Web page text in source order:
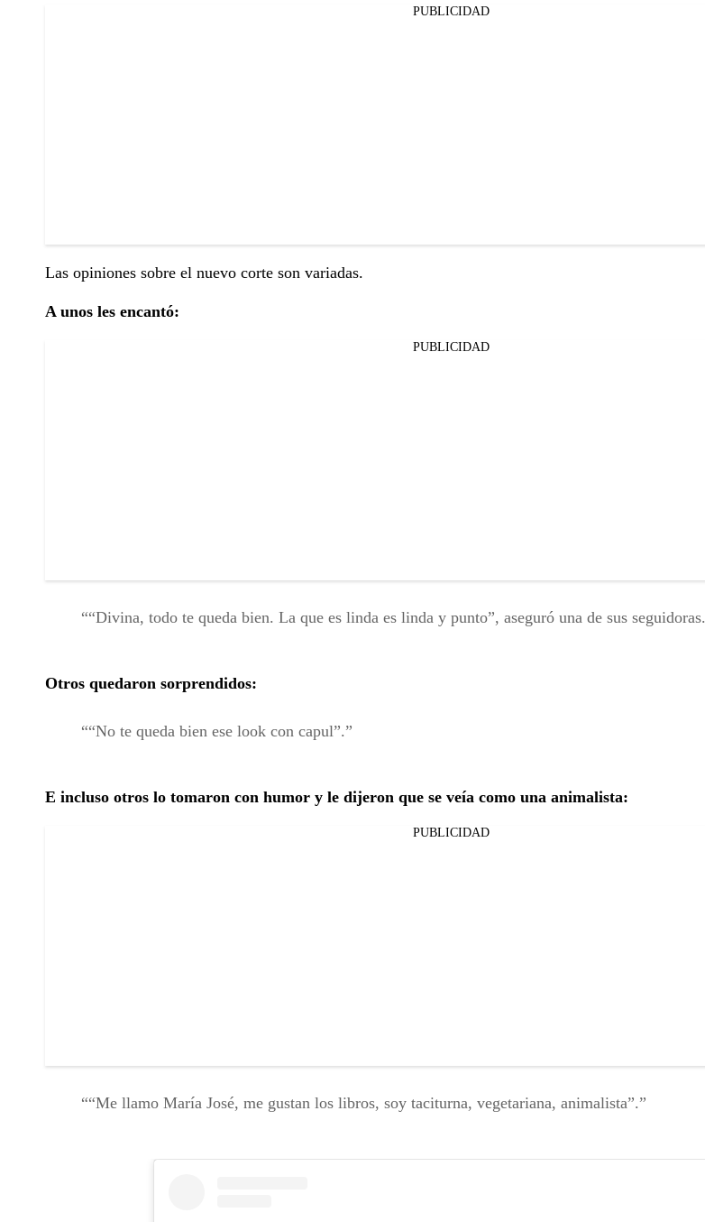
PUBLICIDAD
Las opiniones sobre el nuevo corte son variadas.
A unos les encantó:
PUBLICIDAD
“Divina, todo te queda bien. La que es linda es linda y punto”, aseguró una de sus seguidoras.
Otros quedaron sorprendidos:
“No te queda bien ese look con capul”.
E incluso otros lo tomaron con humor y le dijeron que se veía como una animalista:
PUBLICIDAD
“Me llamo María José, me gustan los libros, soy taciturna, vegetariana, animalista”.